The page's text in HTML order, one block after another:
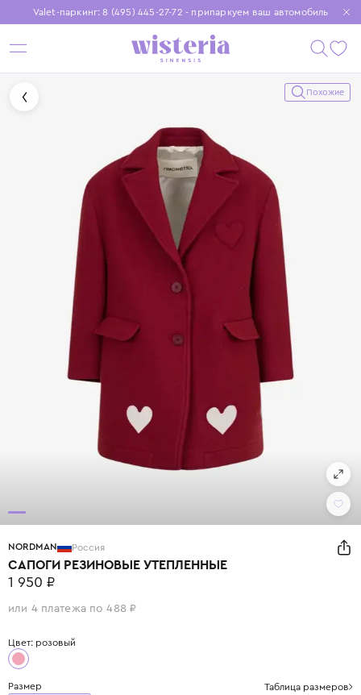
Valet-паркинг: 8 (495) 445-27-72 - припаркуем ваш автомобиль
Бесплатная доставка при заказе от 15 000 ₽
Установите приложение, чтобы покупки были еще удобнее
Похожие
NORDMAN Россия
САПОГИ РЕЗИНОВЫЕ УТЕПЛЕННЫЕ
1 950 ₽
или 4 платежа по 488 ₽
Цвет: розовый
Размер Таблица размеров